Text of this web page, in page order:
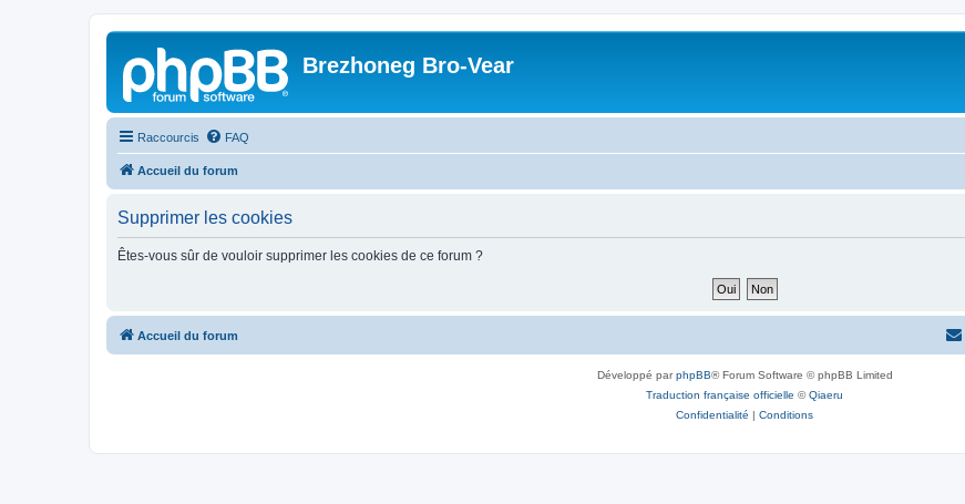
Brezhoneg Bro-Vear
Raccourcis FAQ
Accueil du forum
Supprimer les cookies
Êtes-vous sûr de vouloir supprimer les cookies de ce forum ?
Accueil du forum
Développé parphpBB® Forum Software © phpBB Limited
Traduction française officielle ©Qiaeru
Confidentialité | Conditions